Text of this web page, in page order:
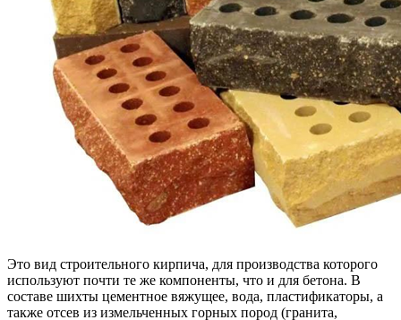
Это вид строительного кирпича, для производства которого
используют почти те же компоненты, что и для бетона. В
составе шихты цементное вяжущее, вода, пластификаторы, а
также отсев из измельченных горных пород (гранита,